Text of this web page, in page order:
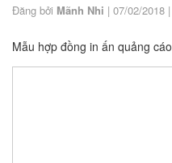
Đăng bởi Mãnh Nhi | 07/02/2018 |
Mẫu hợp đồng in ấn quảng cáo